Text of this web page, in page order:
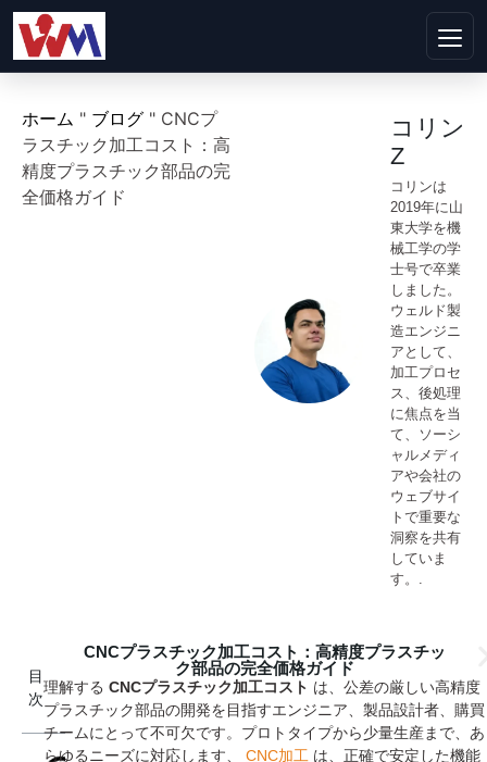
ホーム " ブログ " CNCプ
ラスチック加工コスト：高
精度プラスチック部品の完
全価格ガイド
コリン
Z
コリンは
2019年に山
東大学を機
械工学の学
士号で卒業
しました。
ウェルド製
造エンジニ
アとして、
加工プロセ
ス、後処理
に焦点を当
て、ソーシ
ャルメディ
アや会社の
ウェブサイ
トで重要な
洞察を共有
していま
す。.
目
次
CNCプラスチック加工コスト：高精度プラスチッ
ク部品の完全価格ガイド
理解する CNCプラスチック加工コスト は、公差の厳しい高精度
プラスチック部品の開発を目指すエンジニア、製品設計者、購買
チームにとって不可欠です。プロトタイプから少量生産まで、あ
らゆるニーズに対応します、 CNC加工 は、正確で安定した機能